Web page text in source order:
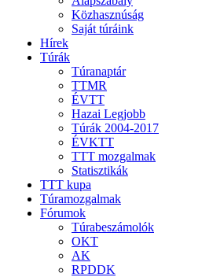
Közhasznúság
Saját túráink
Hírek
Túrák
Túranaptár
TTMR
ÉVTT
Hazai Legjobb
Túrák 2004-2017
ÉVKTT
TTT mozgalmak
Statisztikák
TTT kupa
Túramozgalmak
Fórumok
Túrabeszámolók
OKT
AK
RPDDK